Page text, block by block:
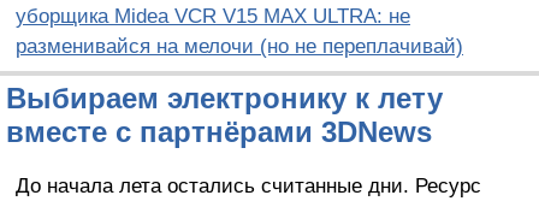
уборщика Midea VCR V15 MAX ULTRA: не
разменивайся на мелочи (но не переплачивай)
Выбираем электронику к лету
вместе с партнёрами 3DNews
До начала лета остались считанные дни. Ресурс